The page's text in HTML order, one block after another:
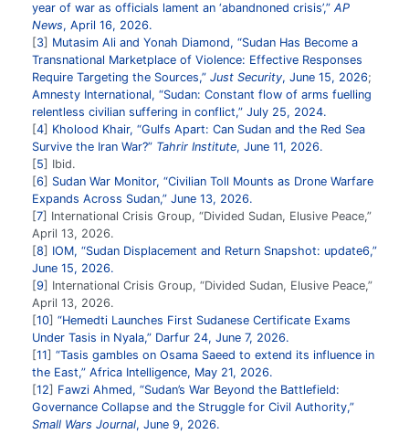
year of war as officials lament an ‘abandnoned crisis’,” AP
News, April 16, 2026.
3
Mutasim Ali and Yonah Diamond, “Sudan Has Become a
Transnational Marketplace of Violence: Effective Responses
Require Targeting the Sources,” Just Security, June 15, 2026;
Amnesty International, “Sudan: Constant flow of arms fuelling
relentless civilian suffering in conflict,” July 25, 2024.
4
Kholood Khair, “Gulfs Apart: Can Sudan and the Red Sea
Survive the Iran War?” Tahrir Institute, June 11, 2026.
5
Ibid.
6
Sudan War Monitor, “Civilian Toll Mounts as Drone Warfare
Expands Across Sudan,” June 13, 2026.
7
International Crisis Group, “Divided Sudan, Elusive Peace,”
April 13, 2026.
8
IOM, “Sudan Displacement and Return Snapshot: update6,”
June 15, 2026.
9
International Crisis Group, “Divided Sudan, Elusive Peace,”
April 13, 2026.
10 “Hemedti Launches First Sudanese Certificate Exams
Under Tasis in Nyala,” Darfur 24, June 7, 2026.
11
“Tasis gambles on Osama Saeed to extend its influence in
the East,” Africa Intelligence, May 21, 2026.
12
Fawzi Ahmed, “Sudan’s War Beyond the Battlefield:
Governance Collapse and the Struggle for Civil Authority,”
Small Wars Journal, June 9, 2026.